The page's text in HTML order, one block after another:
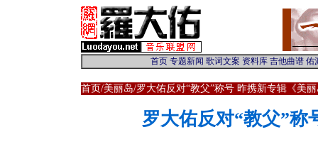
首页/美丽岛/罗大佑反对“教父”称号 昨携新专辑《美
罗大佑反对“教父”称